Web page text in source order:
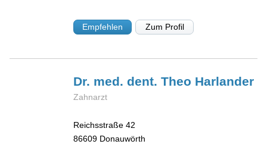
Empfehlen Zum Profil
Dr. med. dent. Theo Harlander
Zahnarzt
Reichsstraße 42
86609 Donauwörth